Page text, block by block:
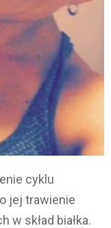
cyklu
jej trawienie
skład białka.